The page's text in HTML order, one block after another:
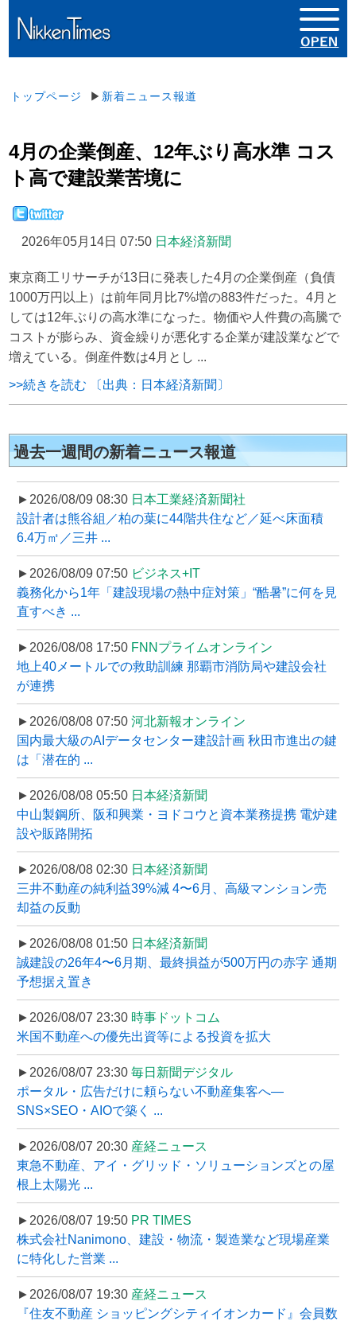
トップページ ▶ 新着ニュース報道
4月の企業倒産、12年ぶり高水準 コス
ト高で建設業苦境に
2026年05月14日 07:50 日本経済新聞
東京商工リサーチが13日に発表した4月の企業倒産（負債
1000万円以上）は前年同月比7%増の883件だった。4月と
しては12年ぶりの高水準になった。物価や人件費の高騰で
コストが膨らみ、資金繰りが悪化する企業が建設業などで
増えている。倒産件数は4月とし ...
>>続きを読む 〔出典：日本経済新聞〕
過去一週間の新着ニュース報道
►2026/08/09 08:30 日本工業経済新聞社
設計者は熊谷組／柏の葉に44階共住など／延べ床面積
6.4万㎡／三井 ...
►2026/08/09 07:50 ビジネス+IT
義務化から1年「建設現場の熱中症対策」“酷暑”に何を見
直すべき ...
►2026/08/08 17:50 FNNプライムオンライン
地上40メートルでの救助訓練 那覇市消防局や建設会社
が連携
►2026/08/08 07:50 河北新報オンライン
国内最大級のAIデータセンター建設計画 秋田市進出の鍵
は「潜在的 ...
►2026/08/08 05:50 日本経済新聞
中山製鋼所、阪和興業・ヨドコウと資本業務提携 電炉建
設や販路開拓
►2026/08/08 02:30 日本経済新聞
三井不動産の純利益39%減 4〜6月、高級マンション売
却益の反動
►2026/08/08 01:50 日本経済新聞
誠建設の26年4〜6月期、最終損益が500万円の赤字 通期
予想据え置き
►2026/08/07 23:30 時事ドットコム
米国不動産への優先出資等による投資を拡大
►2026/08/07 23:30 毎日新聞デジタル
ポータル・広告だけに頼らない不動産集客へ―
SNS×SEO・AIOで築く ...
►2026/08/07 20:30 産経ニュース
東急不動産、アイ・グリッド・ソリューションズとの屋
根上太陽光 ...
►2026/08/07 19:50 PR TIMES
株式会社Nanimono、建設・物流・製造業など現場産業
に特化した営業 ...
►2026/08/07 19:30 産経ニュース
『住友不動産 ショッピングシティイオンカード』会員数